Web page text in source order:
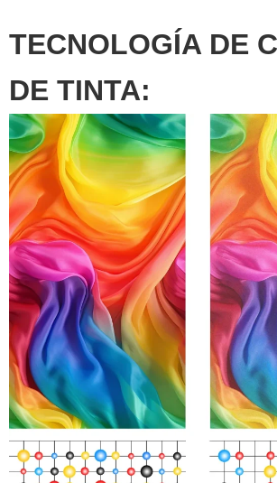
TECNOLOGÍA DE
DE TINTA: